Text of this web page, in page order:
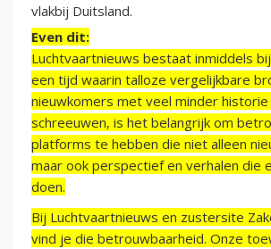
vlakbij Duitsland.
Even dit:
Luchtvaartnieuws bestaat inmiddels
een tijd waarin talloze vergelijkbare
nieuwkomers met veel minder historie
schreeuwen, is het belangrijk om
platforms te hebben die niet alleen
maar ook perspectief en verhalen die
doen.
Bij Luchtvaartnieuws en zustersite
vind je die betrouwbaarheid. Onze